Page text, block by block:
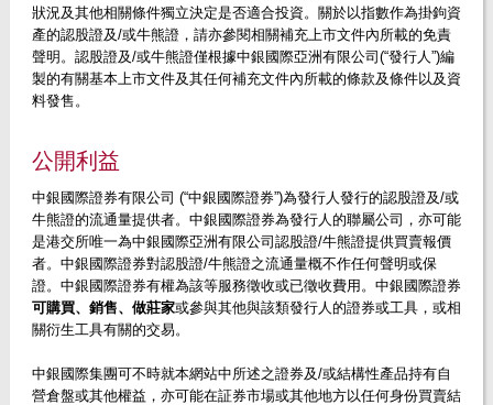
狀況及其他相關條件獨立決定是否適合投資。關於以指數作為掛鉤資
產的認股證及/或牛熊證，請亦參閱相關補充上市文件內所載的免責
聲明。認股證及/或牛熊證僅根據中銀國際亞洲有限公司(“發行人”)編
製的有關基本上市文件及其任何補充文件內所載的條款及條件以及資
料發售。
公開利益
中銀國際證券有限公司 (“中銀國際證券”)為發行人發行的認股證及/或
牛熊證的流通量提供者。中銀國際證券為發行人的聯屬公司，亦可能
是港交所唯一為中銀國際亞洲有限公司認股證/牛熊證提供買賣報價
者。中銀國際證券對認股證/牛熊證之流通量概不作任何聲明或保
證。中銀國際證券有權為該等服務徵收或已徵收費用。中銀國際證券
可購買、銷售、做莊家或參與其他與該類發行人的證券或工具，或相
關衍生工具有關的交易。
中銀國際集團可不時就本網站中所述之證券及/或結構性產品持有自
營倉盤或其他權益，亦可能在証券市場或其他地方以任何身份買賣結